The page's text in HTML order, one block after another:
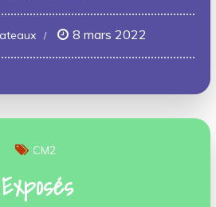
8 mars 2022
CM2
Exposés